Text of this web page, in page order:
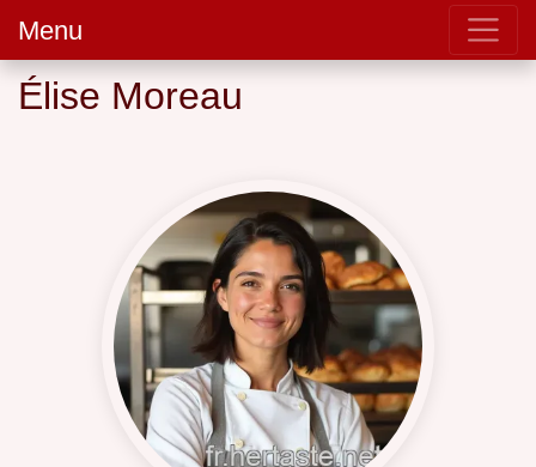
Menu
Élise Moreau